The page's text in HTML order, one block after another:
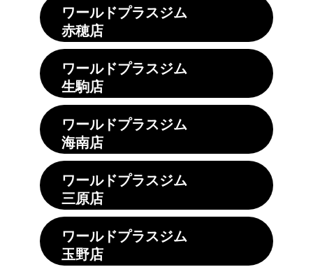
ワールドプラスジム
赤穂店
ワールドプラスジム
生駒店
ワールドプラスジム
海南店
ワールドプラスジム
三原店
ワールドプラスジム
玉野店